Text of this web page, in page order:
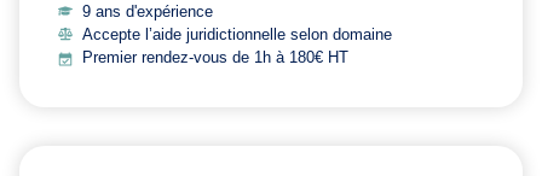
9 ans d'expérience
Accepte l’aide juridictionnelle selon domaine
Premier rendez-vous de 1h à 180€ HT